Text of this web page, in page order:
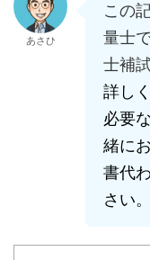
あさひ
この
量士
士補
詳し
必要
緒に
書代
さい。